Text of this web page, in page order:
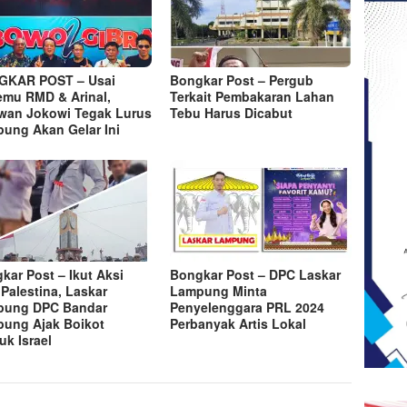
POST – Usai
RMD & Arinal,
Jokowi Tegak Lurus
Akan Gelar Ini
Bongkar Post – Pergub
Terkait Pembakaran Lahan
Tebu Harus Dicabut
Post – Ikut Aksi
Laskar
DPC Bandar
Ajak Boikot
Israel
Bongkar Post – DPC Laskar
Lampung Minta
Penyelenggara PRL 2024
Perbanyak Artis Lokal